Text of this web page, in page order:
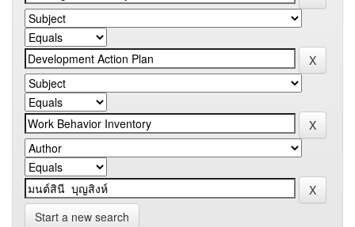
Start a new search